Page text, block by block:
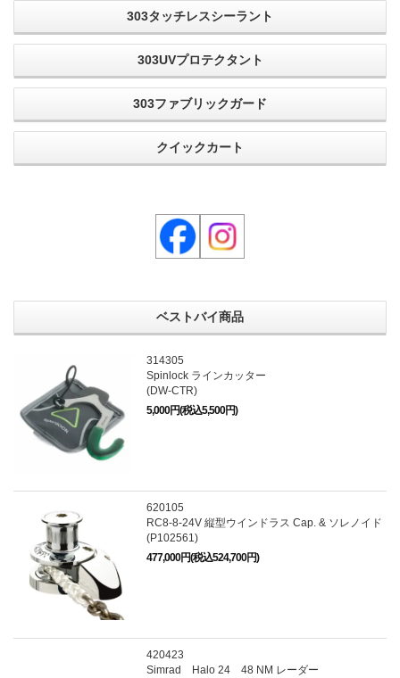
303タッチレスシーラント
303UVプロテクタント
303ファブリックガード
クイックカート
ベストバイ商品
314305
Spinlock ラインカッター
(DW-CTR)
5,000円(税込5,500円)
620105
RC8-8-24V 縦型ウインドラス Cap. & ソレノイド
(P102561)
477,000円(税込524,700円)
420423
Simrad Halo 24 48 NM レーダー